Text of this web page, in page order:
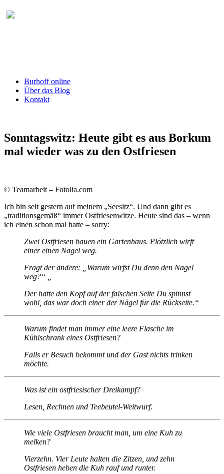
Burhoff online
Über das Blog
Kontakt
Sonntagswitz: Heute gibt es aus Borkum
mal wieder was zu den Ostfriesen
© Teamarbeit – Fotolia.com
Ich bin seit gestern auf meinem „Seesitz“. Und dann gibt es
„traditionsgemäß“ immer Ostfriesenwitze. Heute sind das – wenn
ich einen schon mal hatte – sorry:
Zwei Ostfriesen bauen ein Gartenhaus. Plötzlich wirft
einer einen Nagel weg.
Fragt der andere: „Warum wirfst Du denn den Nagel
weg?“ „
Der hatte den Kopf auf der falschen Seite Du spinnst
wohl, das war doch einer der Nägel für die Rückseite.“
Warum findet man immer eine leere Flasche im
Kühlschrank eines Ostfriesen?
Falls er Besuch bekommt und der Gast nichts trinken
möchte.
Was ist ein ostfriesischer Dreikampf?
Lesen, Rechnen und Teebeutel-Weitwurf.
Wie viele Ostfriesen braucht man, um eine Kuh zu
melken?
Vierzehn. Vier Leute halten die Zitzen, und zehn
Ostfriesen heben die Kuh rauf und runter.